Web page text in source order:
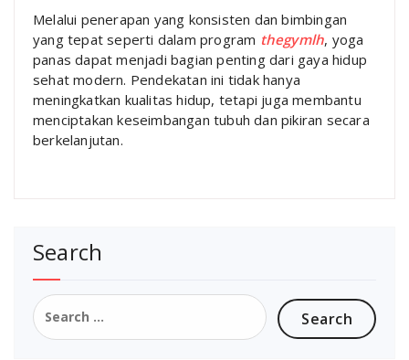
Melalui penerapan yang konsisten dan bimbingan
yang tepat seperti dalam program thegymlh, yoga
panas dapat menjadi bagian penting dari gaya hidup
sehat modern. Pendekatan ini tidak hanya
meningkatkan kualitas hidup, tetapi juga membantu
menciptakan keseimbangan tubuh dan pikiran secara
berkelanjutan.
Search
Search
for: